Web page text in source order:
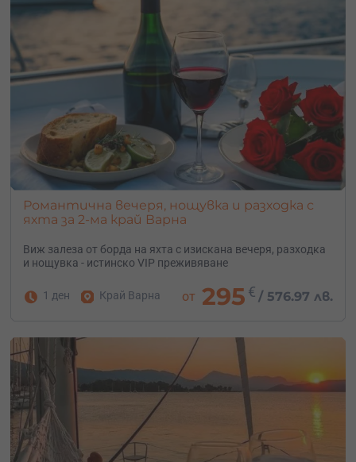
Романтична вечеря, нощувка и разходка с
яхта за 2-ма край Варна
Виж залеза от борда на яхта с изискана вечеря, разходка
и нощувка - истинско VIP преживяване
1 ден Край Варна от 295 € /576.97 лв.